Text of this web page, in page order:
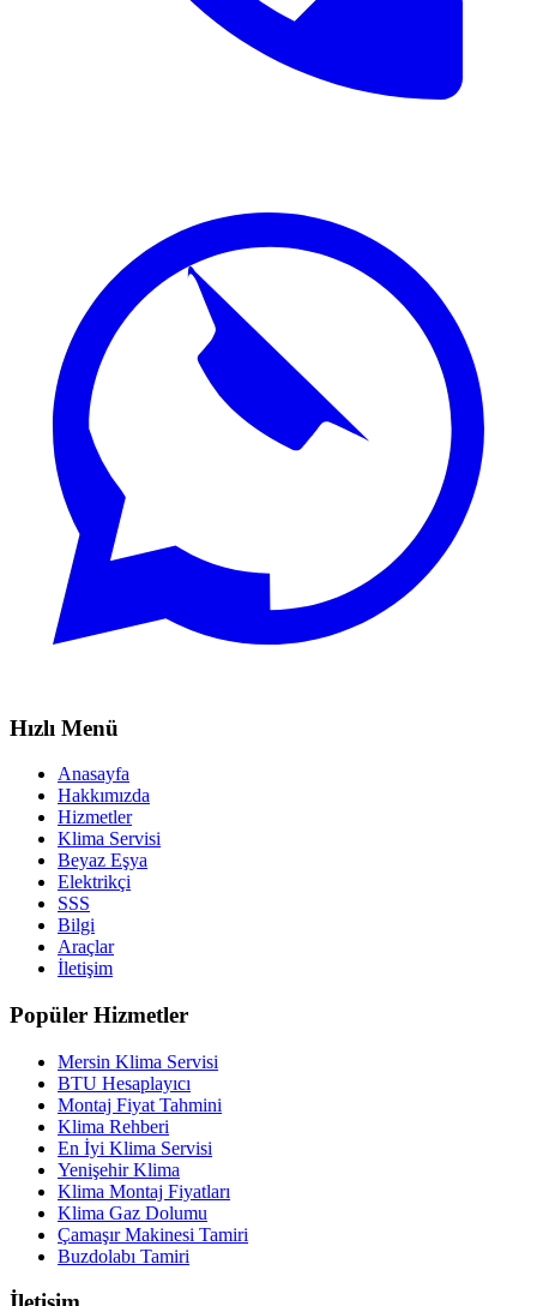
Hızlı Menü
Anasayfa
Hakkımızda
Hizmetler
Klima Servisi
Beyaz Eşya
Elektrikçi
SSS
Bilgi
Araçlar
İletişim
Popüler Hizmetler
Mersin Klima Servisi
BTU Hesaplayıcı
Montaj Fiyat Tahmini
Klima Rehberi
En İyi Klima Servisi
Yenişehir Klima
Klima Montaj Fiyatları
Klima Gaz Dolumu
Çamaşır Makinesi Tamiri
Buzdolabı Tamiri